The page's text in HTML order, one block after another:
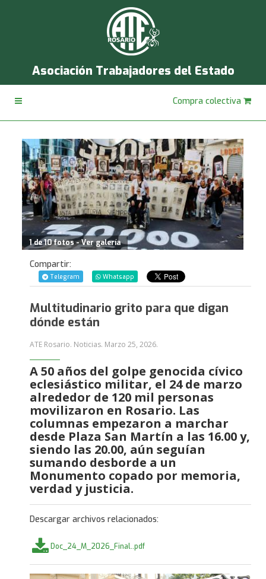
Asociación Trabajadores del Estado
Compra colectiva
1 de 10 fotos - Ver galería
Compartir:
Telegram Whatsapp
Multitudinario grito para que digan
dónde están
ATE Rosario. Noticias. Marzo 25, 2026.
A 50 años del golpe genocida cívico
eclesiástico militar, el 24 de marzo
alrededor de 120 mil personas
movilizaron en Rosario. Las
columnas empezaron a marchar
desde Plaza San Martín a las 16.00 y,
siendo las 20.00, aún seguían
sumando desborde a un
Monumento copado por memoria,
verdad y justicia.
Descargar archivos relacionados:
Doc_24_M_2026_Final..pdf